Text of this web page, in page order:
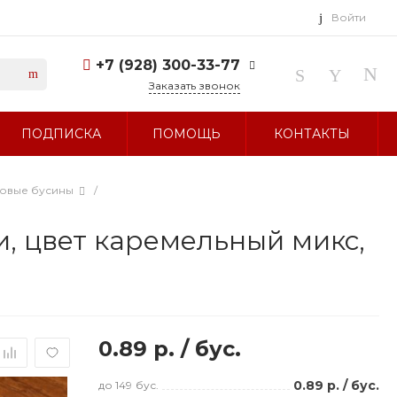
Войти
+7 (928) 300-33-77
г. Ставрополь, ул.
sale@glavbusina.ru
Заказать звонок
ПОДПИСКА ПОМОЩЬ КОНТАКТЫ
бусины
/
цвет каремельный микс,
0.89 р./ бус.
до 149 бус. 0.89 р. / бус.